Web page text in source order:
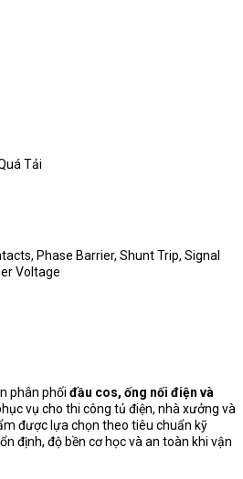
Tải
Phase Barrier, Shunt Trip, Signal
Voltage
phân phối đầu cos, ống nối điện và
vụ cho thi công tủ điện, nhà xưởng và
được lựa chọn theo tiêu chuẩn kỹ
định, độ bền cơ học và an toàn khi vận